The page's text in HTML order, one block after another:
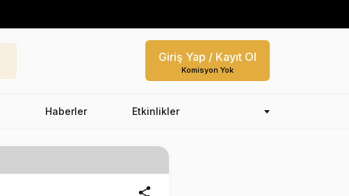
Giriş Yap / Kayıt Ol
Komisyon Yok
Haberler Etkinlikler